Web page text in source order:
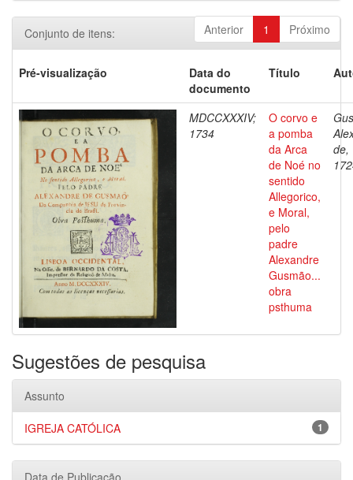
Anterior 1 Próximo
Conjunto de itens:
Pré-visualização
Data do
documento
Título
MDCCXXXIV;
1734
O corvo e
a pomba
da Arca
de Noé no
sentido
Allegorico,
e Moral,
pelo
padre
Alexandre
Gusmão...
obra
psthuma
de,
Sugestões de pesquisa
Assunto
1
IGREJA CATÓLICA
Data de Publicação